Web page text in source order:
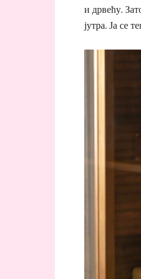
и дрвећу.
јутра. Ја се